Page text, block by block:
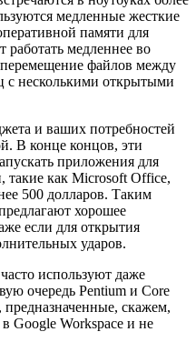
медленные жесткие
памяти для
работать медленнее во
файлов между
с несколькими открытыми
и ваших потребностей
В конце концов, эти
приложения для
такие как Microsoft Office,
500 долларов. Таким
хорошее
если для открытия
ударов.
используют даже
очередь Pentium и Core
предназначенные, скажем,
Google Workspace и не